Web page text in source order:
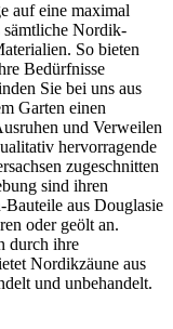
auf eine maximal
sämtliche Nordik-
So bieten
Bedürfnisse
Sie bei uns aus
Garten einen
und Verweilen
hervorragende
zugeschnitten
sind ihren
aus Douglasie
oder geölt an.
durch ihre
Nordikzäune aus
und unbehandelt.